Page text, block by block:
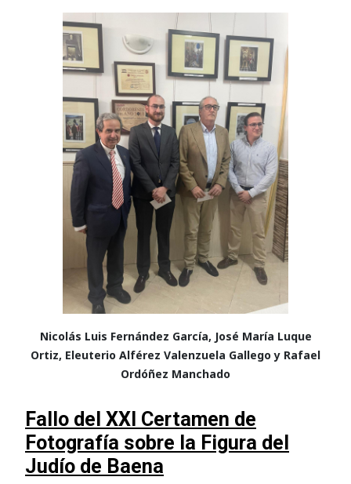
Nicolás Luis Fernández García, José María Luque
Ortiz, Eleuterio Alférez Valenzuela Gallego y Rafael
Ordóñez Manchado
Fallo del XXI Certamen de
Fotografía sobre la Figura del
Judío de Baena